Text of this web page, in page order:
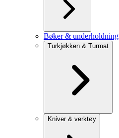
Bøker & underholdning
Turkjøkken & Turmat
Kniver & verktøy